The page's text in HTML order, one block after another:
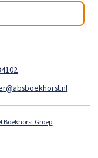
Boekhorst Groep